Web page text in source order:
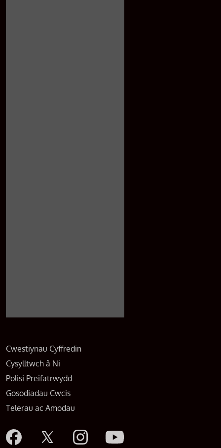
Cwestiynau Cyffredin
Cysylltwch â Ni
Polisi Preifatrwydd
Gosodiadau Cwcis
Telerau ac Amodau